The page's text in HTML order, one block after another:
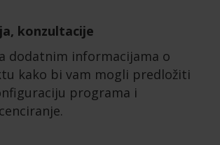
konzultacije
dodatnim informacijama o
kako bi vam mogli predložiti
programa i